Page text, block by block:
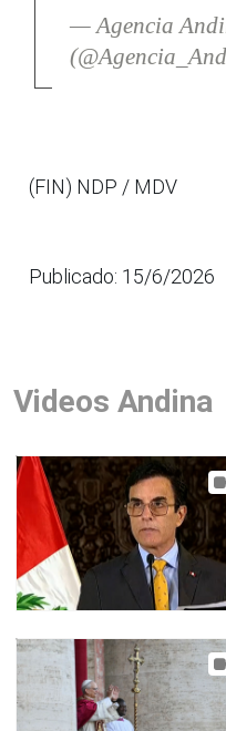
— Agencia
(FIN) NDP / MDV
Publicado: 15/6/2026
Videos Andina